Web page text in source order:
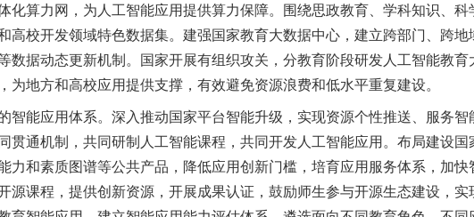
化算力网，为人工智能应用提供算力保障。围绕思政教育、学科知识、
高校开发领域特色数据集。建强国家教育大数据中心，建立跨部门、跨地
数据动态更新机制。国家开展有组织攻关，分教育阶段研发人工智能教育
为地方和高校应用提供支撑，有效避免资源浪费和低水平重复建设。
能应用体系。深入推动国家平台智能升级，实现资源个性推送、服务智
贯通机制，共同研制人工智能课程，共同开发人工智能应用。布局建设国
力和素质图谱等公共产品，降低应用创新门槛，培育应用服务体系，加
源课程，提供创新资源，开展成果认证，鼓励师生参与开源生态建设，实